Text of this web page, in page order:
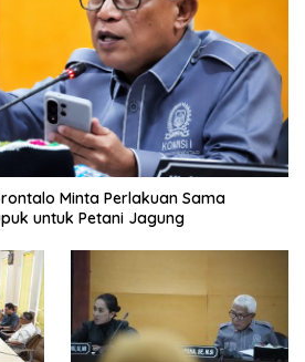
Minta Perlakuan Sama
untuk Petani Jagung